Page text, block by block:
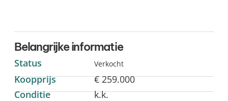
Belangrijke informatie
Status Verkocht
Koopprijs
€ 259.000
Conditie
k.k.